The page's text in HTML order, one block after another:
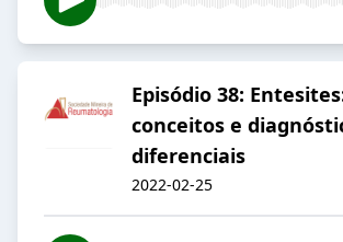
Episódio 38:
conceitos e
diferenciais
2022-02-25